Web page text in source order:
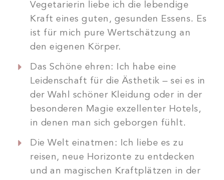
Vegetarierin liebe ich die lebendige
Kraft eines guten, gesunden Essens. Es
ist für mich pure Wertschätzung an
den eigenen Körper.
Das Schöne ehren: Ich habe eine
Leidenschaft für die Ästhetik – sei es in
der Wahl schöner Kleidung oder in der
besonderen Magie exzellenter Hotels,
in denen man sich geborgen fühlt.
Die Welt einatmen: Ich liebe es zu
reisen, neue Horizonte zu entdecken
und an magischen Kraftplätzen in der